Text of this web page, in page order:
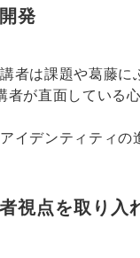
発
者は課題や葛藤に
が直面してい
イデンティティ
視点を取り入